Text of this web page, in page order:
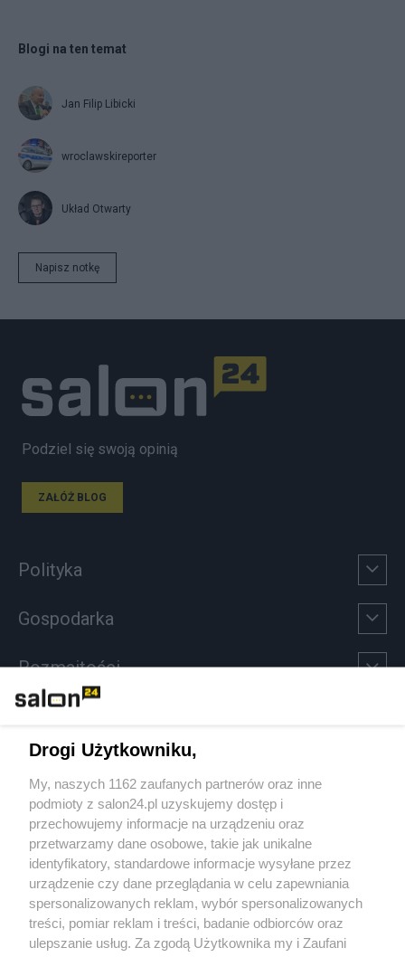
Blogi na ten temat
Jan Filip Libicki
wroclawskireporter
Układ Otwarty
Napisz notkę
Podziel się swoją opinią
ZAŁÓŻ BLOG
Polityka
Gospodarka
Rozmaitości
Sport
Społeczeństwo
Kultura
X Facebook Instagram Youtube
Drogi Użytkowniku,
My, naszych 1162 zaufanych partnerów oraz inne
podmioty z salon24.pl uzyskujemy dostęp i
przechowujemy informacje na urządzeniu oraz
przetwarzamy dane osobowe, takie jak unikalne
identyfikatory, standardowe informacje wysyłane przez
urządzenie czy dane przeglądania w celu zapewniania
spersonalizowanych reklam, wybór spersonalizowanych
treści, pomiar reklam i treści, badanie odbiorców oraz
ulepszanie usług. Za zgodą Użytkownika my i Zaufani